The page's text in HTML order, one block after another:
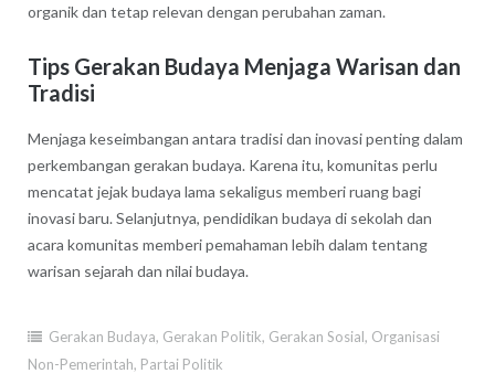
organik dan tetap relevan dengan perubahan zaman.
Tips Gerakan Budaya Menjaga Warisan dan
Tradisi
Menjaga keseimbangan antara tradisi dan inovasi penting dalam
perkembangan gerakan budaya. Karena itu, komunitas perlu
mencatat jejak budaya lama sekaligus memberi ruang bagi
inovasi baru. Selanjutnya, pendidikan budaya di sekolah dan
acara komunitas memberi pemahaman lebih dalam tentang
warisan sejarah dan nilai budaya.
Gerakan Budaya, Gerakan Politik, Gerakan Sosial, Organisasi
Non-Pemerintah, Partai Politik